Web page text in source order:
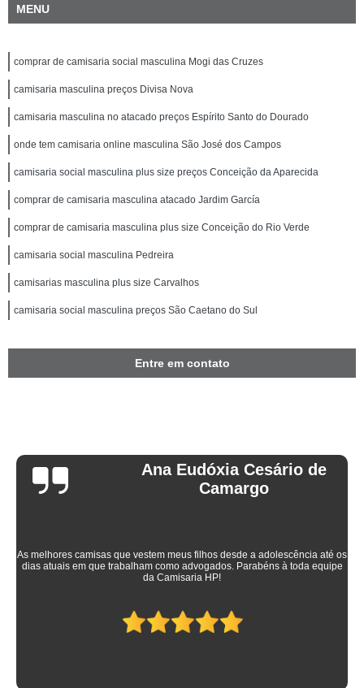
MENU
comprar de camisaria social masculina Mogi das Cruzes
camisaria masculina preços Divisa Nova
camisaria masculina no atacado preços Espírito Santo do Dourado
onde tem camisaria online masculina São José dos Campos
camisaria social masculina plus size preços Conceição da Aparecida
comprar de camisaria masculina atacado Jardim García
comprar de camisaria masculina plus size Conceição do Rio Verde
camisaria social masculina Pedreira
camisarias masculina plus size Carvalhos
camisaria social masculina preços São Caetano do Sul
Entre em contato
Ana Eudóxia Cesário de
Camargo
As melhores camisas que vestem meus filhos desde a adolescência até os
dias atuais em que trabalham como advogados. Parabéns à toda equipe
da Camisaria HP!